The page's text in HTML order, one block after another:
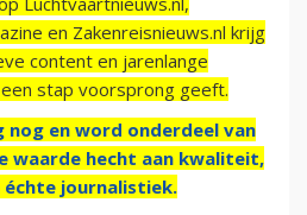
en Zakenreisnieuws.nl krijg
content en jarenlange
stap voorsprong geeft.
nog en word onderdeel van
waarde hecht aan kwaliteit,
journalistiek.